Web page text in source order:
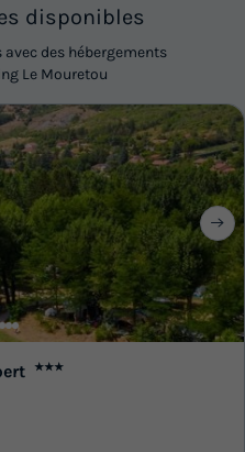
disponibles
des hébergements
Le Mouretou
★★★